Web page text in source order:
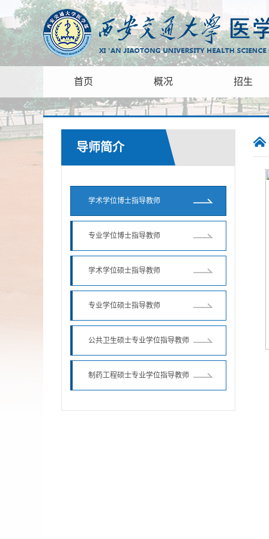
首页 概况 招生
导师简介
学术学位博士指导教师
专业学位博士指导教师
学术学位硕士指导教师
专业学位硕士指导教师
公共卫生硕士专业学位指导教师
制药工程硕士专业学位指导教师